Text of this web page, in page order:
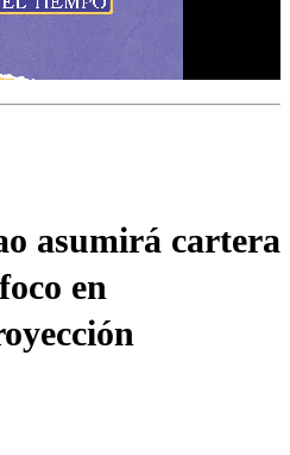
asumirá cartera
en